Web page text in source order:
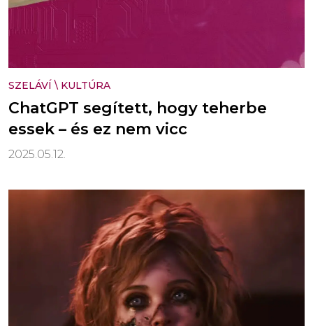
SZELÁVÍ \ KULTÚRA
ChatGPT segített, hogy teherbe
essek – és ez nem vicc
2025.05.12.